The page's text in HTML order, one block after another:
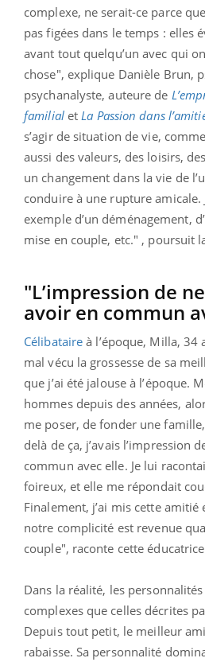
complexe, ne serait-ce parce
pas figées dans le temps : elles
avant tout quelqu’un avec qui
chose", explique Danièle Brun,
psychanalyste, auteure de
familialet La Passion dans
s’agir de situation de vie,
aussi des valeurs, des loisirs,
un changement dans la vie de
conduire à une rupture amicale.
exemple d’un déménagement,
mise en couple, etc." , poursuit
"L’impression de
avoir en commun
Célibataire à l’époque, Milla, 34
mal vécu la grossesse de sa
que j’ai été jalouse à l’époque.
hommes depuis des années,
me poser, de fonder une
delà de ça, j’avais l’impression
commun avec elle. Je lui
foireux, et elle me répondait
Finalement, j’ai mis cette
notre complicité est revenue
couple", raconte cette
Dans la réalité, les
complexes que celles décrites
Depuis tout petit, le meilleur
rabaisse. Sa personnalité